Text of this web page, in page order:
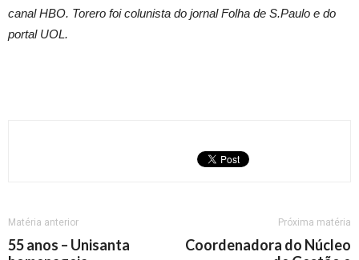
canal HBO. Torero foi colunista do jornal Folha de S.Paulo e do
portal UOL.
Matéria anterior
55 anos – Unisanta
Próxima matéria
Coordenadora do Núcleo